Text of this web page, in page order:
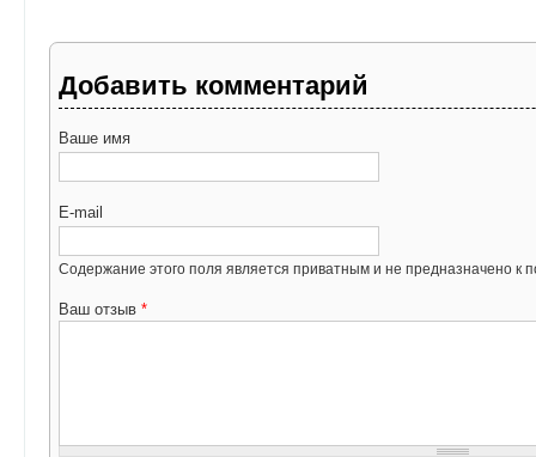
Добавить комментарий
Ваше имя
E-mail
Содержание этого поля является приватным и не предназначено к
Ваш отзыв *